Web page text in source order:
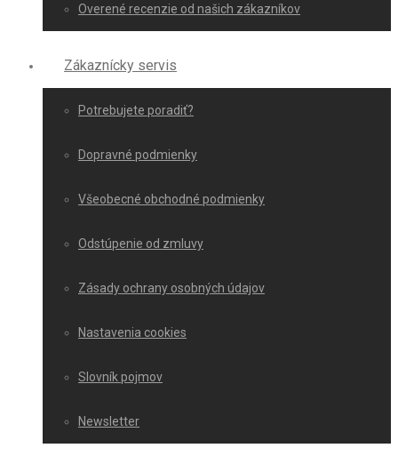
Overené recenzie od našich zákazníkov
Zákaznícky servis
Potrebujete poradiť?
Dopravné podmienky
Všeobecné obchodné podmienky
Odstúpenie od zmluvy
Zásady ochrany osobných údajov
Nastavenia cookies
Slovník pojmov
Newsletter